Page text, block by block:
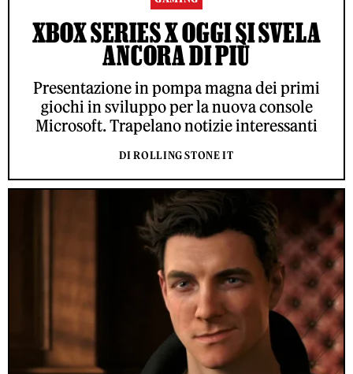
XBOX SERIES X OGGI SI SVELA
ANCORA DI PIÙ
Presentazione in pompa magna dei primi
giochi in sviluppo per la nuova console
Microsoft. Trapelano notizie interessanti
DI ROLLING STONE IT